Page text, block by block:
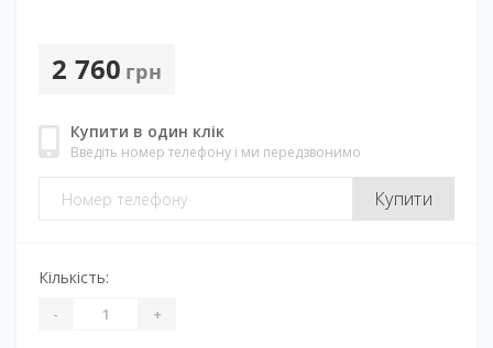
2 760 грн
Купити в один клік
Введіть номер телефону і ми передзвонимо
Купити
Кількість:
- +